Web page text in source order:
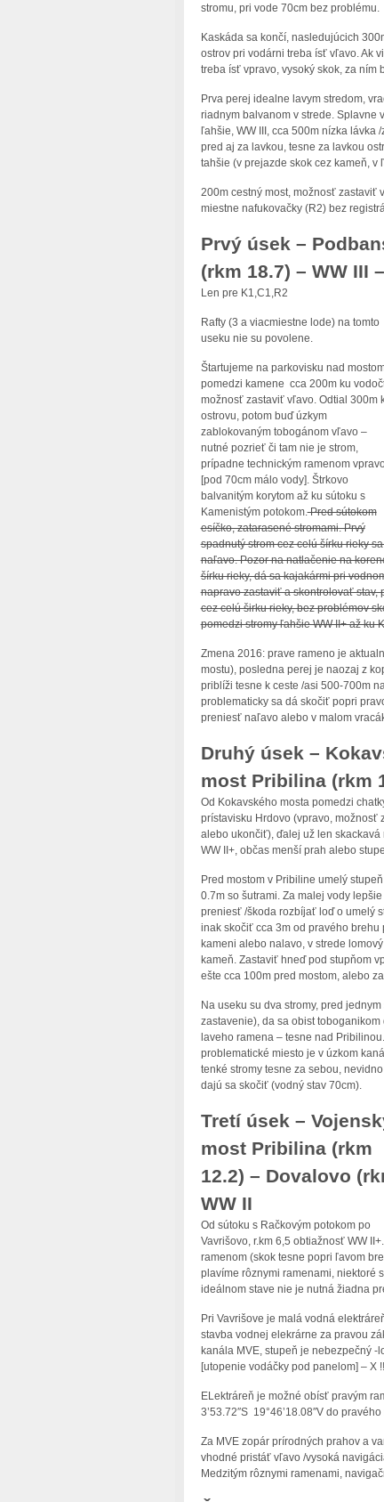
stromu, pri vode 70cm bez problému.
Kaskáda sa končí, nasledujúcich
ostrov pri vodárni treba ísť vľavo. Ak
treba ísť vpravo, vysoký skok, za ním
Prva perej idealne lavym stredom,
riadnym balvanom v strede. Splavne
ľahšie, WW III, cca 500m nízka lávka
pred aj za lavkou, tesne za lavkou
tahšie (v prejazde skok cez kameň,
200m cestný most, možnosť zastaviť
miestne nafukovačky (R2) bez
Prvý úsek –
(rkm 18.7) – WW III
Len pre K1,C1,R2
Rafty (3 a viacmiestne lode) na tomto
useku nie su povolene.
Štartujeme na parkovisku nad
pomedzi kamene cca 200m ku
možnosť zastaviť vľavo. Odtial 300m
ostrovu, potom buď úzkym
zablokovaným tobogánom vľavo –
nutné pozrieť či tam nie je strom,
prípadne technickým ramenom
[pod 70cm málo vody]. Štrkovo
balvanitým korytom až ku sútoku s
Kamenistým potokom.Pred sútokom
esíčko, zatarasené stromami. Prvý
spadnutý strom cez celú šírku rieky
naľavo. Pozor na natlačenie na
šírku rieky, dá sa kajakármi pri
napravo zastaviť a skontrolovať stav,
cez celú širku rieky, bez problémov
pomedzi stromy ľahšie WW II+ až ku
Zmena 2016: prave rameno je
mostu), posledna perej je naozaj z
priblíži tesne k ceste /asi 500-700m
problematicky sa dá skočiť popri
preniesť naľavo alebo v malom
Druhý úsek –
most Pribilina (rkm
Od Kokavského mosta pomedzi
prístavisku Hrdovo (vpravo, možnosť
alebo ukončiť), ďalej už len skackavá
WW II+, občas menší prah alebo
Pred mostom v Pribiline umelý
0.7m so šutrami. Za malej vody lepšie
preniesť /škoda rozbíjať loď o umelý
inak skočiť cca 3m od pravého brehu
kameni alebo nalavo, v strede lomový
kameň. Zastaviť hneď pod stupňom
ešte cca 100m pred mostom, alebo
Na useku su dva stromy, pred
zastavenie), da sa obist toboganikom
laveho ramena – tesne nad
problematické miesto je v úzkom
tenké stromy tesne za sebou,
dajú sa skočiť (vodný stav 70cm).
Tretí úsek –
most Pribilina (rkm
12.2) – Dovalovo
WW II
Od sútoku s Račkovým potokom po
Vavrišovo, r.km 6,5 obtiažnosť WW
ramenom (skok tesne popri ľavom
plavíme rôznymi ramenami, niektoré
ideálnom stave nie je nutná žiadna
Pri Vavrišove je malá vodná
stavba vodnej elekrárne za pravou
kanála MVE, stupeň je nebezpečný -
[utopenie vodáčky pod panelom] – X
ELektráreň je možné obísť pravým
3’53.72″S 19°46’18.08″V do
Za MVE zopár prírodných prahov a
vhodné pristáť vľavo /vysoká
Medzitým rôznymi ramenami,